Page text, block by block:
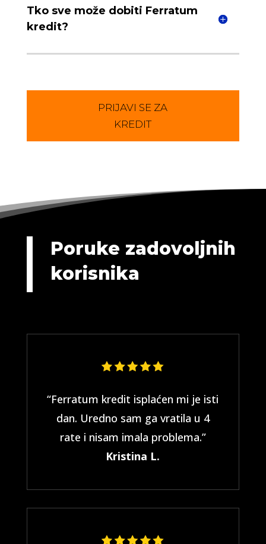
Tko sve može dobiti Ferratum
kredit?
PRIJAVI SE ZA
KREDIT
Poruke zadovoljnih
korisnika
“Ferratum kredit isplaćen mi je isti
dan. Uredno sam ga vratila u 4
rate i nisam imala problema.”
Kristina L.